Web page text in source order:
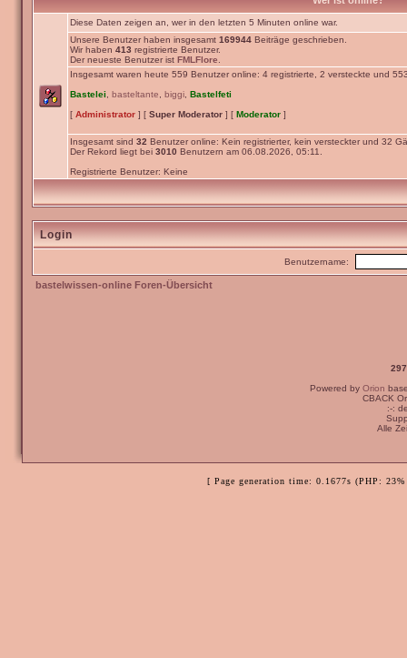
Diese Daten zeigen an, wer in den letzten 5 Minuten online war.
Unsere Benutzer haben insgesamt 169944 Beiträge geschrieben.
Wir haben 413 registrierte Benutzer.
Der neueste Benutzer ist FMLFlore
Insgesamt waren heute 559 Benutzer online: 4 registrierte, 2 versteckte und
Bastelei
basteltante biggi Bastelfeti
[ Administrator ] [ Super Moderator ] [ Moderator ]
Insgesamt sind 32 Benutzer online: Kein registrierter, kein versteckter und 32
Der Rekord liegt bei 3010 Benutzern am 06.08.2026, 05:11.
Registrierte Benutzer: Keine
Login
Benutzername:
bastelwissen-online Foren-Übersicht
Powered by Orion
CBACK
:-:
Alle
[ Page generation time: 0.1677s (PHP: